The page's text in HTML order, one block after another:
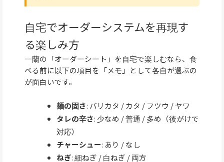
自宅でオーダーシステムを再現す
る楽しみ方
一蘭の「オーダーシート」を自宅で楽しむなら、食
べる前に以下の項目を「メモ」として各自が選ぶの
が面白いです。
麺の固さ: バリカタ / カタ / フツウ / ヤワ
タレの辛さ: 少なめ / 普通 / 多め（後がけで
対応）
チャーシュー: あり / なし
ねぎ: 細ねぎ / 白ねぎ / 両方